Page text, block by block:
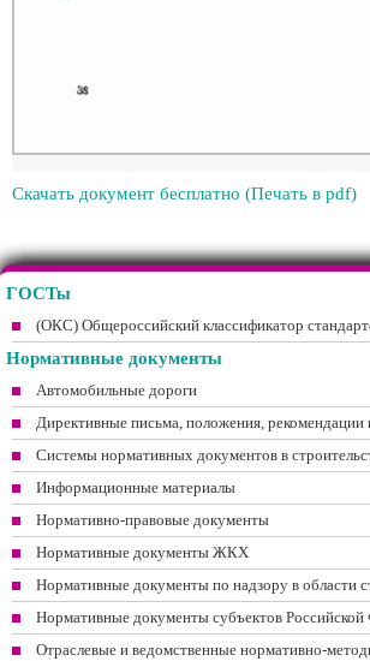
Скачать документ бесплатно (Печать в pdf)
ГОСТы
(ОКС) Общероссийский классификатор
Нормативные документы
Автомобильные дороги
Директивные письма, положения, рекомендации
Системы нормативных документов в
Информационные материалы
Нормативно-правовые документы
Нормативные документы ЖКХ
Нормативные документы по надзору в области
Нормативные документы субъектов
Отраслевые и ведомственные нормативно-